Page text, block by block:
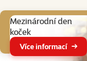
Mezinárodní den
koček
Více informací